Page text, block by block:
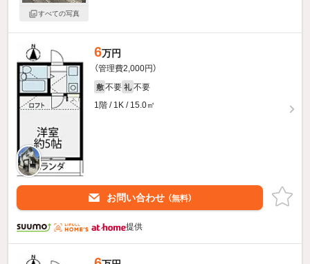
すべての写真
6万円
（管理費2,000円）
敷 不要 礼 不要
1階 / 1K / 15.0㎡
お問い合わせ （無料）
提供